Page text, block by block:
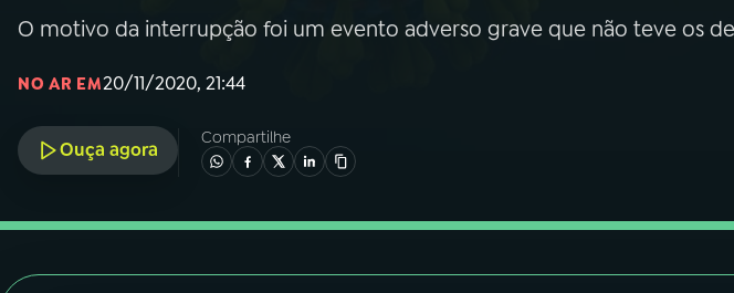
07ÚLTIMAS
O motivo da interrupção foi um evento adverso grave que não teve os
NO AR EM20/11/2020, 21:44
Ouça agora
Compartilhe